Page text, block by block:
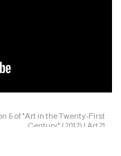
6 of "Art in the Twenty-First
Century" (2012) | Art21